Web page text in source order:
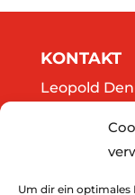
Um dir ein optimales
KONTAKT
Leopold
A-3500
Tel.: 0664/